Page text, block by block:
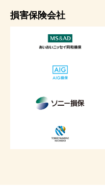
損害保険会社